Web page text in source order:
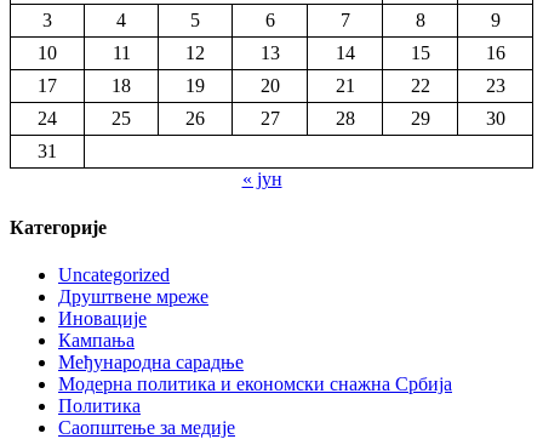
3
4 5 6 7 8
9
10
11 12 13 14 15
16
17
18 19 20 21 22
23
24
25 26 27 28 29
30
31
« јун
Категорије
Uncategorized
Друштвене мреже
Иновације
Кампања
Међународна сарадње
Модерна политика и економски снажна Србија
Политика
Саопштење за медије